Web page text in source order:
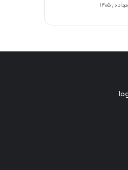
مرداد ۱۰, ۱۴۰۵